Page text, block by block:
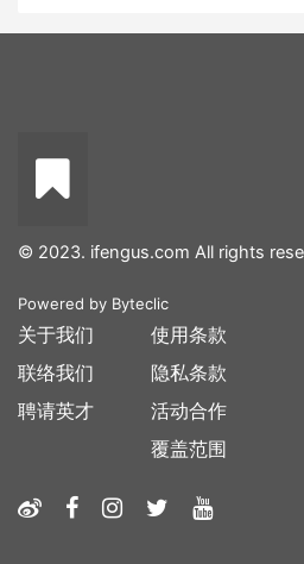
© 2023. ifengus.com All rights
Powered by Byteclic
关于我们
联络我们
聘请英才
使用条款
隐私条款
活动合作
覆盖范围